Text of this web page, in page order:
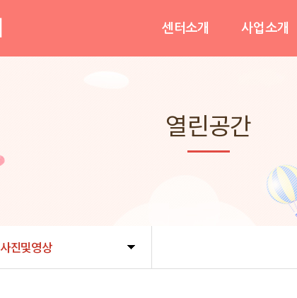
센터소개
기관연혁
사업소개
사례관리지원사업
정책기획사업
사진및영상
열린공간